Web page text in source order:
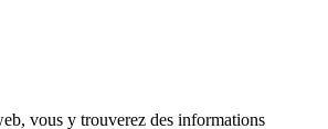
vous y trouverez des informations